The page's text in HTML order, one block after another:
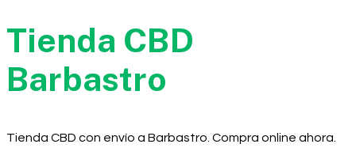
Tienda CBD
Barbastro
Tienda CBD con envío a Barbastro. Compra online ahora.